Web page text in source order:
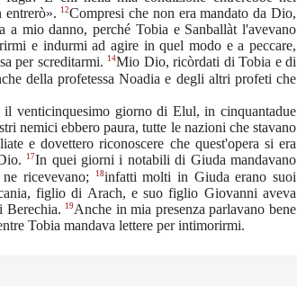
entrerò».
12Compresi che non era mandato da Dio,
a mio danno, perché Tobia e Sanballàt l'avevano
e indurmi ad agire in quel modo e a peccare,
per screditarmi. 14Mio Dio, ricòrdati di Tobia e di
della profetessa Noadia e degli altri profeti che
venticinquesimo giorno di Elul, in cinquantadue
nemici ebbero paura, tutte le nazioni che stavano
e dovettero riconoscere che quest'opera si era
17In quei giorni i notabili di Giuda mandavano
ricevevano;
18infatti molti in Giuda erano suoi
figlio di Arach, e suo figlio Giovanni aveva
Berechia. 19Anche in mia presenza parlavano bene
Tobia mandava lettere per intimorirmi.